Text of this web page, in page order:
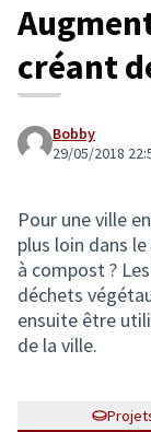
créant
Bobby
29/05/2018
Pour une ville
plus loin dans
à compost ?
déchets
ensuite être
de la ville.